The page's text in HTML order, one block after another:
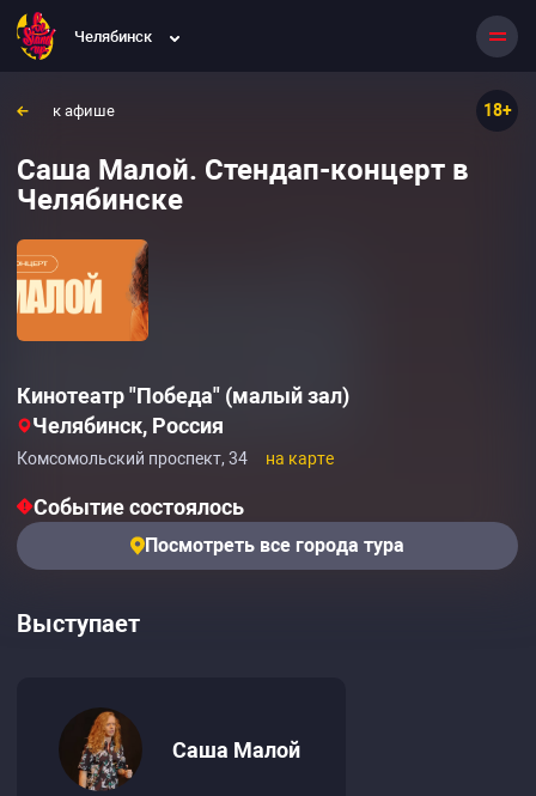
Челябинск
к афише 18+
Саша Малой. Стендап-концерт в
Челябинске
Кинотеатр "Победа" (малый зал)
Челябинск, Россия
Комсомольский проспект, 34 на карте
Событие состоялось
Посмотреть все города тура
Выступает
Саша Малой